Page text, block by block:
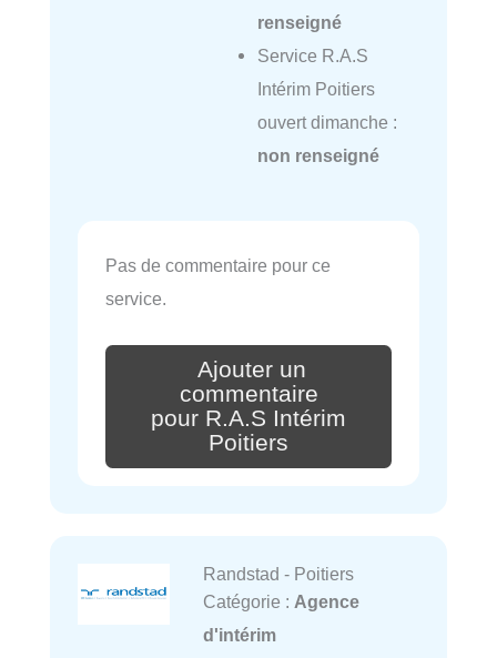
renseigné
Service R.A.S
Intérim Poitiers
ouvert dimanche :
non renseigné
Pas de commentaire pour ce
service.
Ajouter un
commentaire
pour R.A.S Intérim
Poitiers
Randstad - Poitiers
Catégorie : Agence
d'intérim